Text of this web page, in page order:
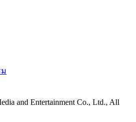
and Entertainment Co., Ltd., All